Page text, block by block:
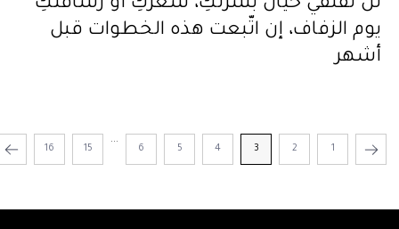
لن تقلقي حيال بشرتكِ، شعركِ أو رشاقتكِ
يوم الزفاف، إن اتّبعت هذه الخطوات قبل
أشهر
1
2
3
4
5
6
...
15
16